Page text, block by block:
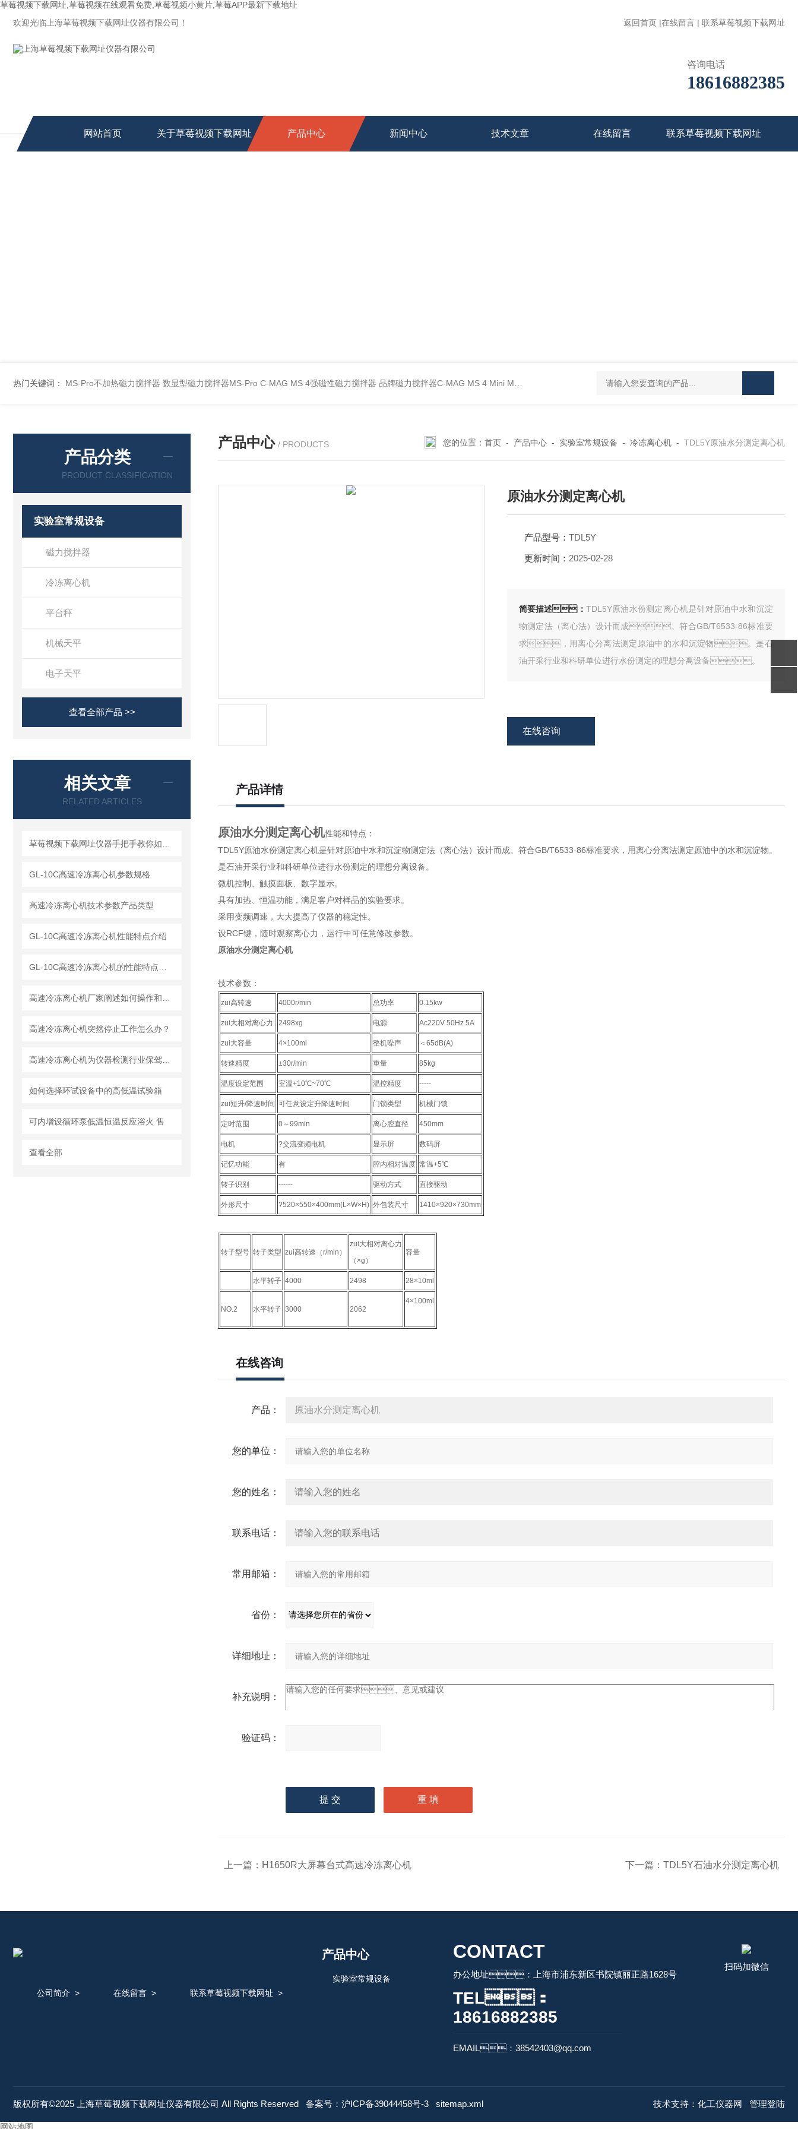
草莓视频下载网址,草莓视频在线观看免费,草莓视频小黄片,草莓APP最新下载地址
欢迎光临上海草莓视频下载网址仪器有限公司！
返回首页 |在线留言 | 联系草莓视频下载网址
咨询电话
18616882385
网站首页 关于草莓视频下载网址 产品中心 新闻中心 技术文章 在线留言 联系草莓视频下载网址
热门关键词： MS-Pro不加热磁力搅拌器 数显型磁力搅拌器MS-Pro C-MAG MS 4强磁性磁力搅拌器 品牌磁力搅拌器C-MAG MS 4 Mini MR standard IKA磁力搅拌器 Mini MR standard IKAMAG磁力搅拌器
产品分类
PRODUCT CLASSIFICATION
实验室常规设备
磁力搅拌器
冷冻离心机
平台秤
机械天平
电子天平
查看全部产品 >>
相关文章
RELATED ARTICLES
GL-10C高速冷冻离心机参数规格
高速冷冻离心机技术参数产品类型
GL-10C高速冷冻离心机性能特点介绍
高速冷冻离心机突然停止工作怎么办？
如何选择环试设备中的高低温试验箱
可内增设循环泵低温恒温反应浴火 售
查看全部
产品中心 / PRODUCTS 您的位置： 首页 - 产品中心 - 实验室常规设备 - 冷冻离心机 - TDL5Y原油水分测定离心机
原油水分测定离心机
产品型号： TDL5Y
更新时间： 2025-02-28
简要描述： TDL5Y原油水份测定离心机是针对原油中水和沉淀
物测定法（离心法）设计而成。符合GB/T6533-86标准要
求，用离心分离法测定原油中的水和沉淀物。是石
油开采行业和科研单位进行水份测定的理想分离设备。
在线咨询
产品详情
原油水分测定离心机性能和特点：
TDL5Y原油水份测定离心机是针对原油中水和沉淀物测定法（离心法）设计而成。符合GB/T6533-86标准要求，用离心分离法测定原油中的水和沉淀物。
是石油开采行业和科研单位进行水份测定的理想分离设备。
微机控制、触摸面板、数字显示。
具有加热、恒温功能，满足客户对样品的实验要求。
采用变频调速，大大提高了仪器的稳定性。
设RCF键，随时观察离心力，运行中可任意修改参数。
原油水分测定离心机
技术参数：
zui高转速 4000r/min 总功率 0.15kw
zui大相对离心力 2498xg 电源 Ac220V 50Hz 5A
zui大容量 4×100ml 整机噪声 ＜65dB(A)
转速精度 ±30r/min 重量 85kg
温度设定范围 室温+10℃~70℃ 温控精度 -----
zui短升/降速时间 可任意设定升降速时间 门锁类型 机械门锁
定时范围 0～99min 离心腔直径 450mm
电机 ?交流变频电机 显示屏 数码屏
记忆功能 有 腔内相对温度 常温+5℃
转子识别 ------ 驱动方式 直接驱动
外形尺寸 ?520×550×400mm(L×W×H) 外包装尺寸 1410×920×730mm
转子型号 转子类型 zui高转速（r/min）
zui大相对离心力
（×g）
容量
水平转子 4000 2498 28×10ml
NO.2 水平转子 3000 2062
4×100ml
在线咨询
产品：
您的单位：
您的姓名：
联系电话：
常用邮箱：
省份：
详细地址：
补充说明：
验证码：
输入计算结果（填写阿拉
上一篇： H1650R大屏幕台式高速冷冻离心机 下一篇： TDL5Y石油水分测定离心机
公司简介 > 在线留言> 联系草莓视频下载网址 >
产品中心
实验室常规设备
CONTACT
办公地址：上海市浦东新区书院镇丽正路1628号
TEL：
18616882385
EMAIL：38542403@qq.com
扫码加微信
版权所有©2025 上海草莓视频下载网址仪器有限公司 All Rights Reserved 备案号：沪ICP备39044458号-3 sitemap.xml 技术支持： 化工仪器网 管理登陆
网站地图